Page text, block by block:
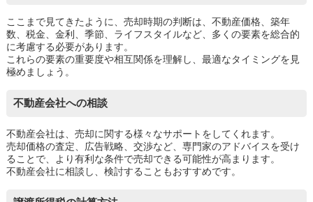
ここまで見てきたように、売却時期の判断は、不動産価格、築年
数、税金、金利、季節、ライフスタイルなど、多くの要素を総合的
に考慮する必要があります。
これらの要素の重要度や相互関係を理解し、最適なタイミングを見
極めましょう。
不動産会社への相談
不動産会社は、売却に関する様々なサポートをしてくれます。
売却価格の査定、広告戦略、交渉など、専門家のアドバイスを受け
ることで、より有利な条件で売却できる可能性が高まります。
不動産会社に相談し、検討することもおすすめです。